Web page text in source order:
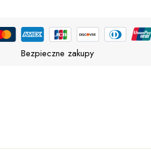
Bezpieczne zakupy